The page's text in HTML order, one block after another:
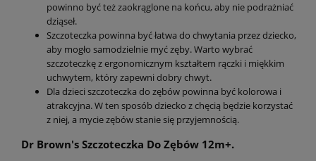
powinno być też zaokrąglone na końcu, aby nie podrażniać
dziąseł.
Szczoteczka powinna być łatwa do chwytania przez dziecko,
aby mogło samodzielnie myć zęby. Warto wybrać
szczoteczkę z ergonomicznym kształtem rączki i miękkim
uchwytem, który zapewni dobry chwyt.
Dla dzieci szczoteczka do zębów powinna być kolorowa i
atrakcyjna. W ten sposób dziecko z chęcią będzie korzystać
z niej, a mycie zębów stanie się przyjemnością.
Dr Brown's Szczoteczka Do Zębów 12m+.